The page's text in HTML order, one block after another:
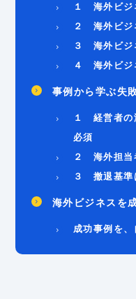
１ 海外ビ
２ 海外ビ
３ 海外ビ
４ 海外ビジ
事例から学ぶ失
１ 経営者の
必須
２ 海外担当
３ 撤退基準
海外ビジネスを
成功事例を